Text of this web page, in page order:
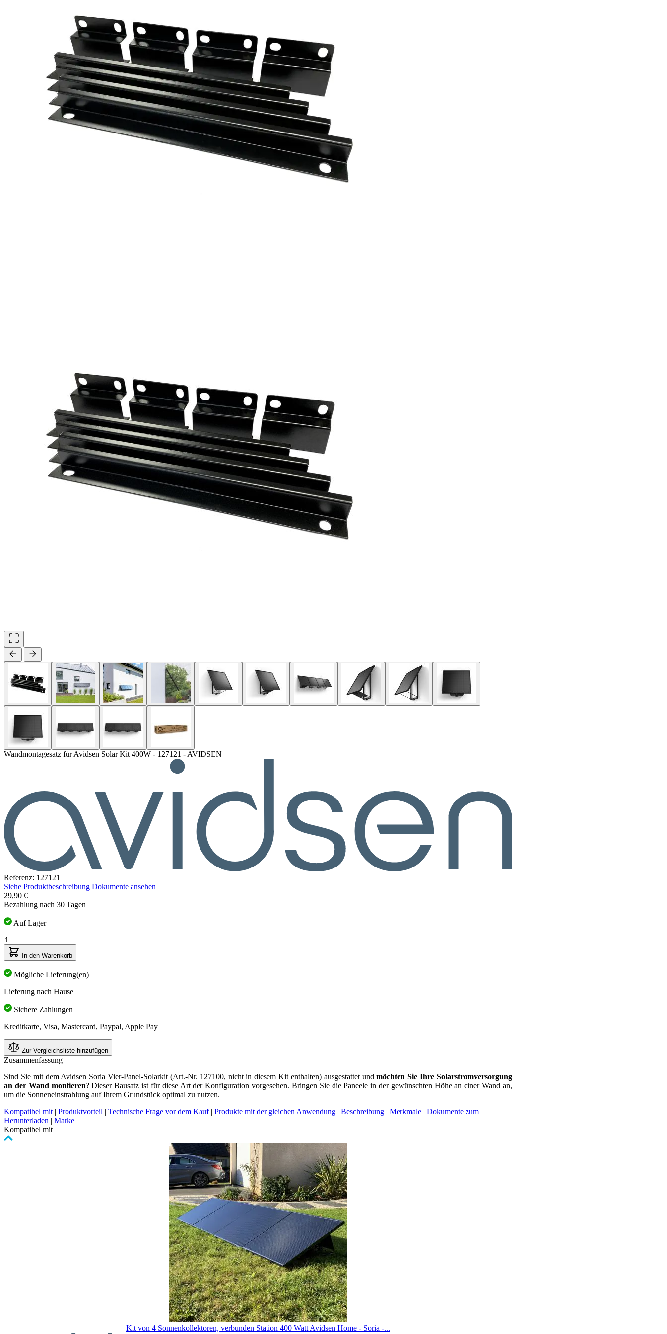
Wandmontagesatz für Avidsen Solar Kit 400W - 127121 - AVIDSEN
Referenz: 127121
Siehe Produktbeschreibung Dokumente ansehen
29,90 €
Bezahlung nach 30 Tagen
Auf Lager
Menge
In den Warenkorb
Mögliche Lieferung(en)
Lieferung nach Hause
Sichere Zahlungen
Kreditkarte, Visa, Mastercard, Paypal, Apple Pay
Zur Vergleichsliste hinzufügen
Zusammenfassung
Sind Sie mit dem Avidsen Soria Vier-Panel-Solarkit (Art.-Nr. 127100, nicht in diesem Kit enthalten) ausgestattet undmöchten Sie Ihre Solarstromversorgung
an der Wand montieren? Dieser Bausatz ist für diese Art der Konfiguration vorgesehen. Bringen Sie die Paneele in der gewünschten Höhe an einer Wand an,
um die Sonneneinstrahlung auf Ihrem Grundstück optimal zu nutzen.
Kompatibel mit | Produktvorteil | Technische Frage vor dem Kauf | Produkte mit der gleichen Anwendung | Beschreibung | Merkmale | Dokumente zum
Herunterladen | Marke |
Kompatibel mit
Kit von 4 Sonnenkollektoren, verbunden Station 400 Watt Avidsen Home - Soria -...